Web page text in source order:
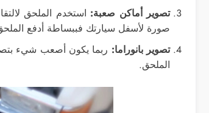
تصوير أماكن صعبة: استخدم الملحق
صورة لأسفل سيارتك فببساطة أدفع
تصوير بانوراما: ربما يكون أصعب شيء
الملحق.